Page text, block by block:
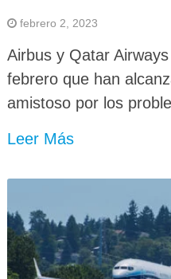
febrero 2, 2023
Airbus y Qatar
febrero que han
amistoso por los
Leer Más